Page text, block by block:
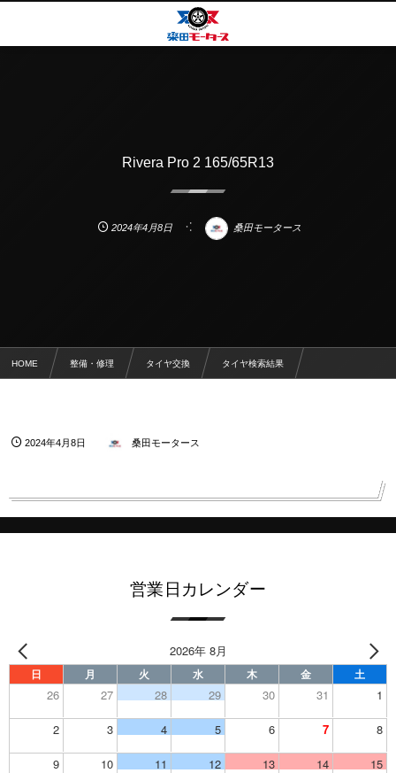
Rivera Pro 2 165/65R13
2024年4月8日 桑田モータース
HOME 整備・修理 タイヤ交換 タイヤ検索結果
2024年4月8日 桑田モータース
営業日カレンダー
2026年 8月
日 月 火 水 木 金 土
26 27 28 29 30 31 1
2 3 4 5 6 7 8
9 10 11 12 13 14 15